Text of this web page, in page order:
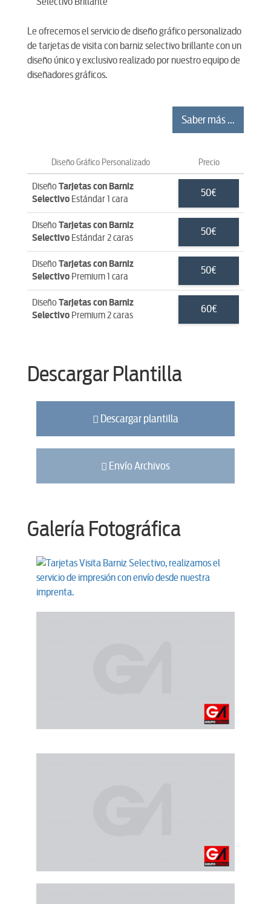
Le ofrecemos el servicio de diseño gráfico personalizado
de tarjetas de visita con barniz selectivo brillante con un
diseño único y exclusivo realizado por nuestro equipo de
diseñadores gráficos.
Saber más ...
Diseño Gráfico Personalizado Precio
DiseñoTarjetas con Barniz
Selectivo Estándar 1 cara
50€
DiseñoTarjetas con Barniz
Selectivo Estándar 2 caras
50€
DiseñoTarjetas con Barniz
Selectivo Premium 1 cara
50€
DiseñoTarjetas con Barniz
Selectivo Premium 2 caras
60€
Descargar Plantilla
Descargar plantilla
Envío Archivos
Galería Fotográfica